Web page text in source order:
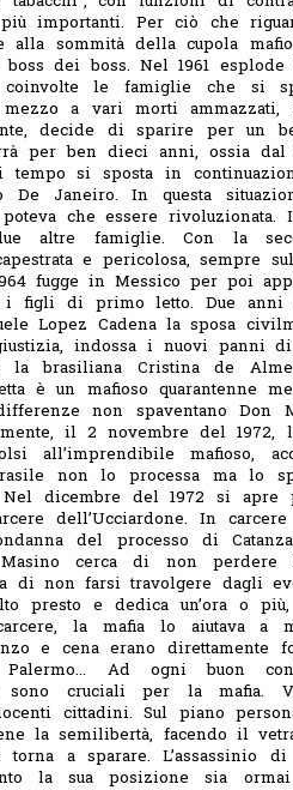
importanti. Per ciò che
alla sommità della cupola
dei boss. Nel 1961
coinvolte le famiglie che si
a vari morti
decide di sparire per un
per ben dieci anni, ossia
tempo si sposta in
De Janeiro. In questa
che essere
altre famiglie. Con la
e pericolosa, sempre
fugge in Messico per poi
i figli di primo letto.Due
Lopez Cadena la sposa
indossa i nuovi panni di
la brasiliana Cristina de
è un mafioso quarantenne
non spaventano Don
il 2 novembre del
all’imprendibile mafioso,
non lo processa ma lo
Nel dicembre del 1972 si
dell’Ucciardone. In
del processo di
cerca di non
di non farsi travolgere dagli
presto e dedica un’ora o
la mafia lo aiutava a
e cena erano
Ad ogni buon
sono cruciali per la mafia.
cittadini. Sul piano
la semilibertà, facendo il
a sparare. L’assassinio
la sua posizione sia